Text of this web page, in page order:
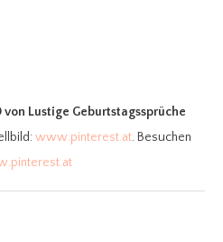
von Lustige Geburtstagssprüche
www.pinterest.at. Besuchen